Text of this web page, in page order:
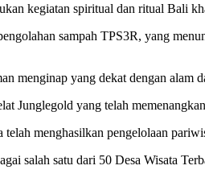
kegiatan spiritual dan ritual Bali
sampah TPS3R, yang
menginap yang dekat dengan alam
Junglegold yang telah
menghasilkan pengelolaan
salah satu dari 50 Desa Wisata